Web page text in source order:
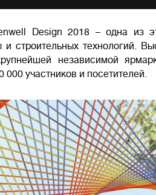
Design 2018 – одна из
и строительных технологий.
независимой
участников и посетителей.